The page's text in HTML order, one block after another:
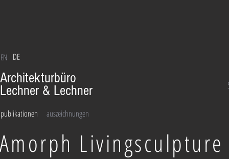
EN DE
Architekturbüro
Lechner & Lechner
publikationen auszeichnungen
Amorph Livingsculpture